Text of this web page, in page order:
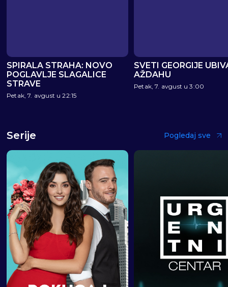
SPIRALA STRAHA: NOVO
POGLAVLJE SLAGALICE
STRAVE
Petak, 7. avgust u 22:15
SVETI GEORGIJE
AŽDAHU
Petak, 7. avgust u 3:00
Serije Pogledaj sve